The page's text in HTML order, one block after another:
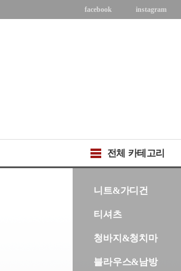
facebook instagram
전체 카테고리
니트&가디건
티셔츠
청바지&청치마
블라우스&남방